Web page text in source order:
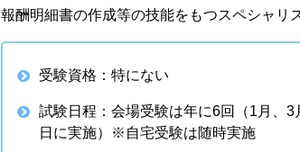
報酬明細書の作成等の技能をもつスペシャリ
受験資格：特にない
試験日程：会場受験は年に6回（1月、
日に実施）※自宅受験は随時実施